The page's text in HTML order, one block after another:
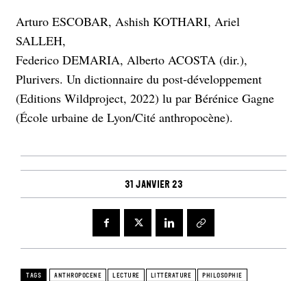
Arturo ESCOBAR, Ashish KOTHARI, Ariel
SALLEH,
Federico DEMARIA, Alberto ACOSTA (dir.),
Plurivers. Un dictionnaire du post‑développement
(Editions Wildproject, 2022) lu par Bérénice Gagne
(École urbaine de Lyon/Cité anthropocène).
31 janvier 23
TAGS ANTHROPOCENE LECTURE LITTÉRATURE
PHILOSOPHIE